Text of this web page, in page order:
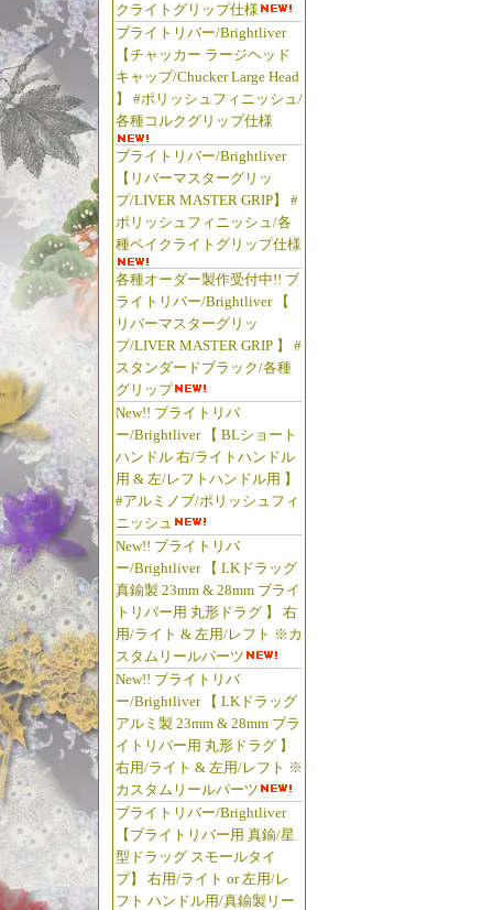
クライトグリップ仕様
ブライトリバー/Brightliver
【チャッカー ラージヘッド
キャップ/Chucker Large Head
】 #ポリッシュフィニッシュ/
各種コルクグリップ仕様
ブライトリバー/Brightliver
【リバーマスターグリッ
プ/LIVER MASTER GRIP】 #
ポリッシュフィニッシュ/各
種ベイクライトグリップ仕様
各種オーダー製作受付中!! ブ
ライトリバー/Brightliver 【
リバーマスターグリッ
プ/LIVER MASTER GRIP 】 #
スタンダードブラック/各種
グリップ
New!! ブライトリバ
ー/Brightliver 【 BLショート
ハンドル 右/ライトハンドル
用 & 左/レフトハンドル用 】
#アルミノブ/ポリッシュフィ
ニッシュ
New!! ブライトリバ
ー/Brightliver 【 LKドラッグ
真鍮製 23mm & 28mm ブライ
トリバー用 丸形ドラグ 】 右
用/ライト & 左用/レフト ※カ
スタムリールパーツ
New!! ブライトリバ
ー/Brightliver 【 LKドラッグ
アルミ製 23mm & 28mm ブラ
イトリバー用 丸形ドラグ 】
右用/ライト & 左用/レフト ※
カスタムリールパーツ
ブライトリバー/Brightliver
【ブライトリバー用 真鍮/星
型ドラッグ スモールタイ
プ】 右用/ライト or 左用/レ
フト ハンドル用/真鍮製リー